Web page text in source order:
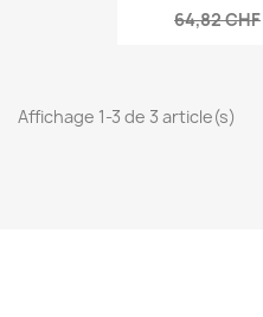
64,82 CHF
Affichage 1-3 de 3 article(s)